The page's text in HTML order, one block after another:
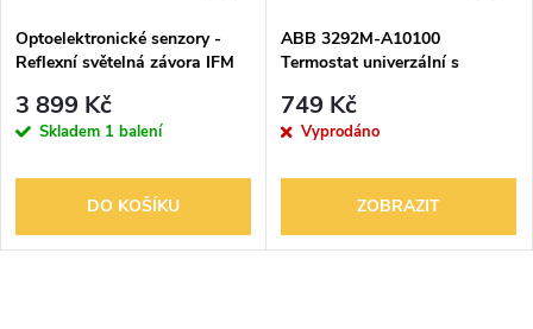
Optoelektronické senzory -
Reflexní světelná závora IFM
3 899 Kč
Skladem 1 balení
DO KOŠÍKU
ABB 3292M-A10100
Termostat univerzální s
(ovl. jednotka), bílá/ledová bílá
749 Kč
Vyprodáno
ZOBRAZIT